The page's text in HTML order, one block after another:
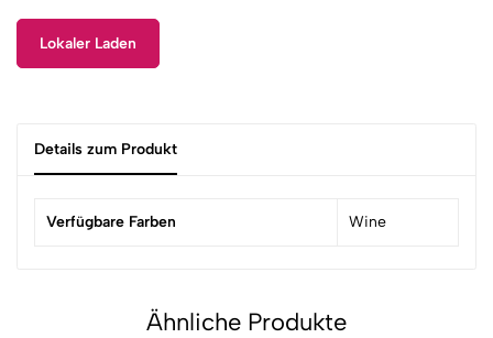
Lokaler Laden
Details zum Produkt
Verfügbare Farben Wine
Ähnliche Produkte